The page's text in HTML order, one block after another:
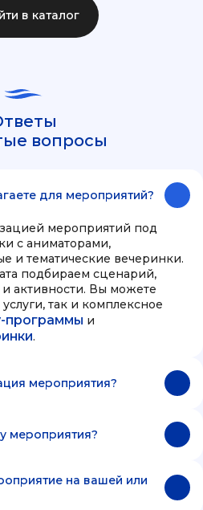
в каталог
вопросы
для мероприятий?
мероприятий под
с аниматорами,
и тематические вечеринки.
подбираем сценарий,
активности. Вы можете
так и комплексное
программы и
.
мероприятия?
мероприятия?
на вашей или